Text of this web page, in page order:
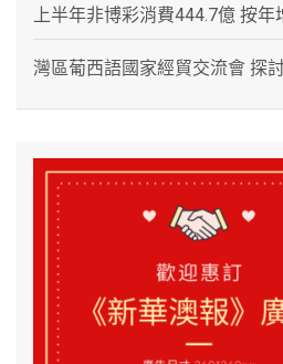
上半年非博彩消費444.7億 按年
灣區葡西語國家經貿交流會 探